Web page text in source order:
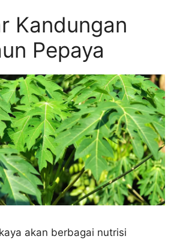
Kandungan
Pepaya
akan berbagai nutrisi